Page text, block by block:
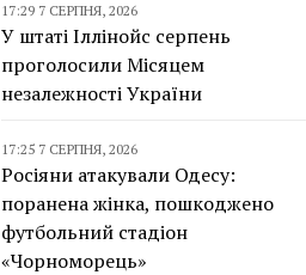
17:29 7 СЕРПНЯ, 2026
У штаті Іллінойс серпень
проголосили Місяцем
незалежності України
17:25 7 СЕРПНЯ, 2026
Росіяни атакували Одесу:
поранена жінка, пошкоджено
футбольний стадіон
«Чорноморець»